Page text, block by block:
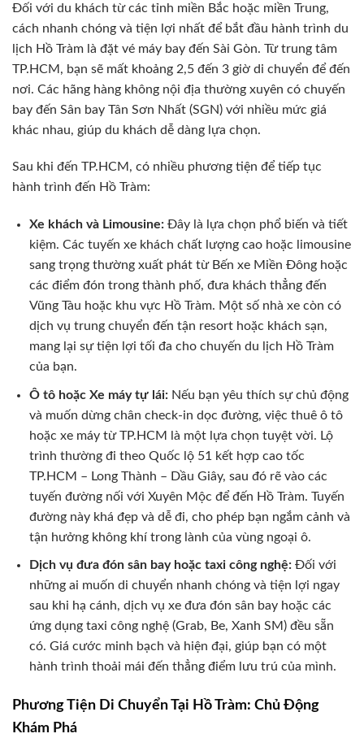
Đối với du khách từ các tỉnh miền Bắc hoặc miền Trung,
cách nhanh chóng và tiện lợi nhất để bắt đầu hành trình du
lịch Hồ Tràm là đặt vé máy bay đến Sài Gòn. Từ trung tâm
TP.HCM, bạn sẽ mất khoảng 2,5 đến 3 giờ di chuyển để đến
nơi. Các hãng hàng không nội địa thường xuyên có chuyến
bay đến Sân bay Tân Sơn Nhất (SGN) với nhiều mức giá
khác nhau, giúp du khách dễ dàng lựa chọn.
Sau khi đến TP.HCM, có nhiều phương tiện để tiếp tục
hành trình đến Hồ Tràm:
Xe khách và Limousine:Đây là lựa chọn phổ biến và tiết
kiệm. Các tuyến xe khách chất lượng cao hoặc limousine
sang trọng thường xuất phát từ Bến xe Miền Đông hoặc
các điểm đón trong thành phố, đưa khách thẳng đến
Vũng Tàu hoặc khu vực Hồ Tràm. Một số nhà xe còn có
dịch vụ trung chuyển đến tận resort hoặc khách sạn,
mang lại sự tiện lợi tối đa cho chuyến du lịch Hồ Tràm
của bạn.
Ô tô hoặc Xe máy tự lái:Nếu bạn yêu thích sự chủ động
và muốn dừng chân check-in dọc đường, việc thuê ô tô
hoặc xe máy từ TP.HCM là một lựa chọn tuyệt vời. Lộ
trình thường đi theo Quốc lộ 51 kết hợp cao tốc
TP.HCM – Long Thành – Dầu Giây, sau đó rẽ vào các
tuyến đường nối với Xuyên Mộc để đến Hồ Tràm. Tuyến
đường này khá đẹp và dễ đi, cho phép bạn ngắm cảnh và
tận hưởng không khí trong lành của vùng ngoại ô.
Dịch vụ đưa đón sân bay hoặc taxi công nghệ:Đối với
những ai muốn di chuyển nhanh chóng và tiện lợi ngay
sau khi hạ cánh, dịch vụ xe đưa đón sân bay hoặc các
ứng dụng taxi công nghệ (Grab, Be, Xanh SM) đều sẵn
có. Giá cước minh bạch và hiện đại, giúp bạn có một
hành trình thoải mái đến thẳng điểm lưu trú của mình.
Phương Tiện Di Chuyển Tại Hồ Tràm: Chủ Động
Khám Phá